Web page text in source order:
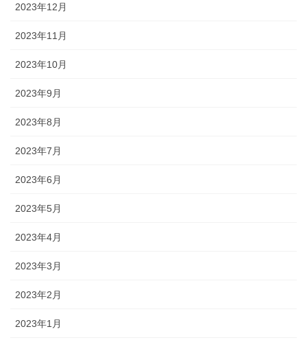
2023年12月
2023年11月
2023年10月
2023年9月
2023年8月
2023年7月
2023年6月
2023年5月
2023年4月
2023年3月
2023年2月
2023年1月